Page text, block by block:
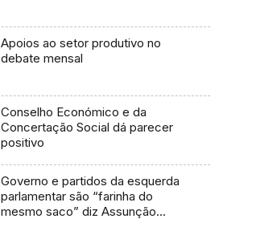
Apoios ao setor produtivo no
debate mensal
Conselho Económico e da
Concertação Social dá parecer
positivo
Governo e partidos da esquerda
parlamentar são “farinha do
mesmo saco” diz Assunção